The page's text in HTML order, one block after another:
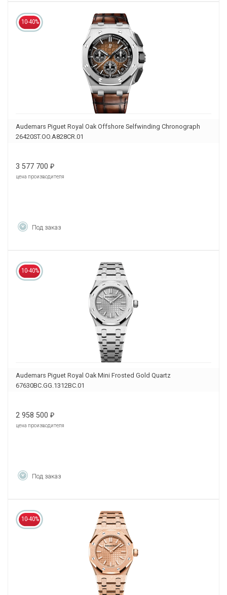
10-40%
Audemars Piguet Royal Oak Offshore Selfwinding Chronograph
26420ST.OO.A828CR.01
3 577 700 ₽
цена производителя
Под заказ
10-40%
Audemars Piguet Royal Oak Mini Frosted Gold Quartz
67630BC.GG.1312BC.01
2 958 500 ₽
цена производителя
Под заказ
10-40%